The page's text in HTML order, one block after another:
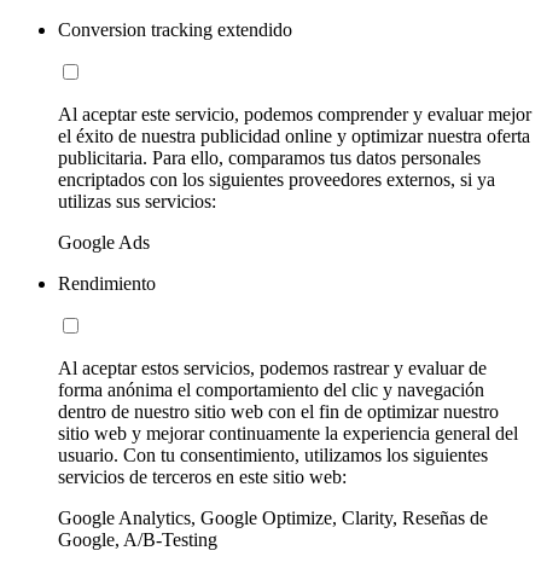
Conversion tracking extendido
Al aceptar este servicio, podemos comprender y evaluar mejor
el éxito de nuestra publicidad online y optimizar nuestra oferta
publicitaria. Para ello, comparamos tus datos personales
encriptados con los siguientes proveedores externos, si ya
utilizas sus servicios:
Google Ads
Rendimiento
Al aceptar estos servicios, podemos rastrear y evaluar de
forma anónima el comportamiento del clic y navegación
dentro de nuestro sitio web con el fin de optimizar nuestro
sitio web y mejorar continuamente la experiencia general del
usuario. Con tu consentimiento, utilizamos los siguientes
servicios de terceros en este sitio web:
Google Analytics, Google Optimize, Clarity, Reseñas de
Google, A/B-Testing